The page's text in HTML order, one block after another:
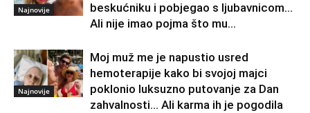
Najnovije
beskućniku i pobjegao s ljubavnicom…
Ali nije imao pojma što mu...
Najnovije
Moj muž me je napustio usred
hemoterapije kako bi svojoj majci
poklonio luksuzno putovanje za Dan
zahvalnosti… Ali karma ih je pogodila